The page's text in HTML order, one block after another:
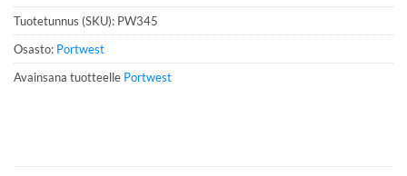
n
u
m
e
r
Tuotetunnus (SKU): PW345
Osasto: Portwest
Avainsana tuotteelle Portwest